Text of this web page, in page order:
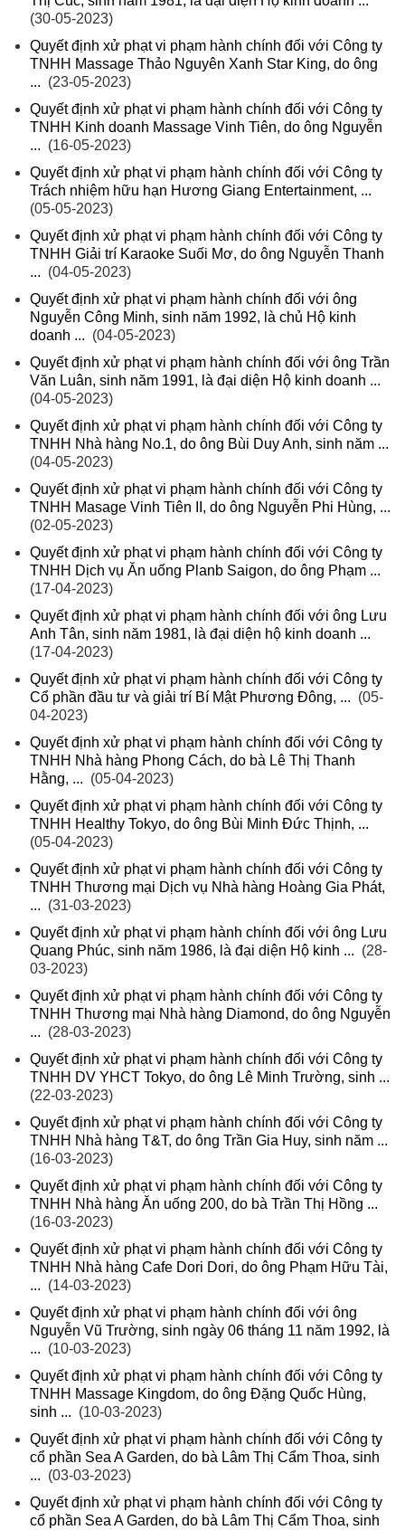
(30-05-2023)
Quyết định xử phạt vi phạm hành chính đối với Công ty
TNHH Massage Thảo Nguyên Xanh Star King, do ông
... (23-05-2023)
Quyết định xử phạt vi phạm hành chính đối với Công ty
TNHH Kinh doanh Massage Vinh Tiên, do ông Nguyễn
... (16-05-2023)
Quyết định xử phạt vi phạm hành chính đối với Công ty
Trách nhiệm hữu hạn Hương Giang Entertainment, ...
(05-05-2023)
Quyết định xử phạt vi phạm hành chính đối với Công ty
TNHH Giải trí Karaoke Suối Mơ, do ông Nguyễn Thanh
... (04-05-2023)
Quyết định xử phạt vi phạm hành chính đối với ông
Nguyễn Công Minh, sinh năm 1992, là chủ Hộ kinh
doanh ... (04-05-2023)
Quyết định xử phạt vi phạm hành chính đối với ông Trần
Văn Luân, sinh năm 1991, là đại diện Hộ kinh doanh ...
(04-05-2023)
Quyết định xử phạt vi phạm hành chính đối với Công ty
TNHH Nhà hàng No.1, do ông Bùi Duy Anh, sinh năm ...
(04-05-2023)
Quyết định xử phạt vi phạm hành chính đối với Công ty
TNHH Masage Vinh Tiên II, do ông Nguyễn Phi Hùng, ...
(02-05-2023)
Quyết định xử phạt vi phạm hành chính đối với Công ty
TNHH Dịch vụ Ăn uống Planb Saigon, do ông Phạm ...
(17-04-2023)
Quyết định xử phạt vi phạm hành chính đối với ông Lưu
Anh Tân, sinh năm 1981, là đại diện hộ kinh doanh ...
(17-04-2023)
Quyết định xử phạt vi phạm hành chính đối với Công ty
Cổ phần đầu tư và giải trí Bí Mật Phương Đông, ... (05-
04-2023)
Quyết định xử phạt vi phạm hành chính đối với Công ty
TNHH Nhà hàng Phong Cách, do bà Lê Thị Thanh
Hằng, ... (05-04-2023)
Quyết định xử phạt vi phạm hành chính đối với Công ty
TNHH Healthy Tokyo, do ông Bùi Minh Đức Thịnh, ...
(05-04-2023)
Quyết định xử phạt vi phạm hành chính đối với Công ty
TNHH Thương mại Dịch vụ Nhà hàng Hoàng Gia Phát,
... (31-03-2023)
Quyết định xử phạt vi phạm hành chính đối với ông Lưu
Quang Phúc, sinh năm 1986, là đại diện Hộ kinh ... (28-
03-2023)
Quyết định xử phạt vi phạm hành chính đối với Công ty
TNHH Thương mại Nhà hàng Diamond, do ông Nguyễn
... (28-03-2023)
Quyết định xử phạt vi phạm hành chính đối với Công ty
TNHH DV YHCT Tokyo, do ông Lê Minh Trường, sinh ...
(22-03-2023)
Quyết định xử phạt vi phạm hành chính đối với Công ty
TNHH Nhà hàng T&T, do ông Trần Gia Huy, sinh năm ...
(16-03-2023)
Quyết định xử phạt vi phạm hành chính đối với Công ty
TNHH Nhà hàng Ăn uống 200, do bà Trần Thị Hồng ...
(16-03-2023)
Quyết định xử phạt vi phạm hành chính đối với Công ty
TNHH Nhà hàng Cafe Dori Dori, do ông Phạm Hữu Tài,
... (14-03-2023)
Quyết định xử phạt vi phạm hành chính đối với ông
Nguyễn Vũ Trường, sinh ngày 06 tháng 11 năm 1992, là
... (10-03-2023)
Quyết định xử phạt vi phạm hành chính đối với Công ty
TNHH Massage Kingdom, do ông Đặng Quốc Hùng,
sinh ... (10-03-2023)
Quyết định xử phạt vi phạm hành chính đối với Công ty
cổ phần Sea A Garden, do bà Lâm Thị Cẩm Thoa, sinh
... (03-03-2023)
Quyết định xử phạt vi phạm hành chính đối với Công ty
cổ phần Sea A Garden, do bà Lâm Thị Cẩm Thoa, sinh